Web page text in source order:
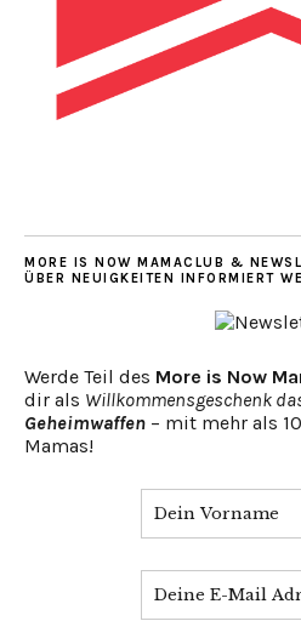
MORE IS NOW MAMACLUB &
ÜBER NEUIGKEITEN INFORMIERT
Werde Teil des More is Now
dir als Willkommensgeschenk
Geheimwaffen – mit mehr als
Mamas!